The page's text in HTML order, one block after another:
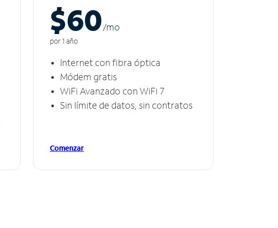
$60/mo
por 1 año
Internet con fibra óptica
Módem gratis
WiFi Avanzado con WiFi 7
Sin límite de datos, sin contratos
Comenzar